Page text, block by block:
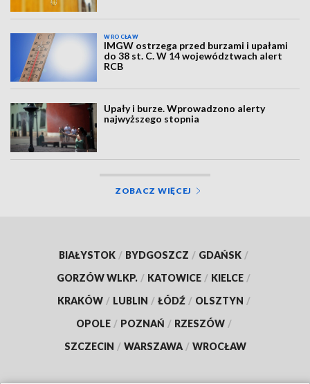
WROCŁAW
IMGW ostrzega przed burzami i upałami
do 38 st. C. W 14 województwach alert
RCB
Upały i burze. Wprowadzono alerty
najwyższego stopnia
ZOBACZ WIĘCEJ
BIAŁYSTOK / BYDGOSZCZ / GDAŃSK /
GORZÓW WLKP. / KATOWICE / KIELCE /
KRAKÓW / LUBLIN / ŁÓDŹ / OLSZTYN /
OPOLE / POZNAŃ / RZESZÓW /
SZCZECIN / WARSZAWA / WROCŁAW